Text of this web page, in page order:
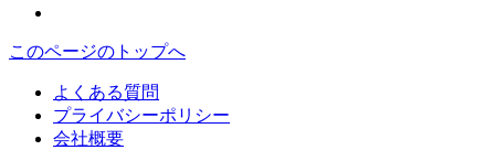
このページのトップへ
よくある質問
プライバシーポリシー
会社概要